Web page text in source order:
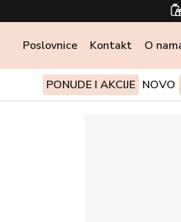
Poslovnice Kontakt O
PONUDE I AKCIJE NOVO